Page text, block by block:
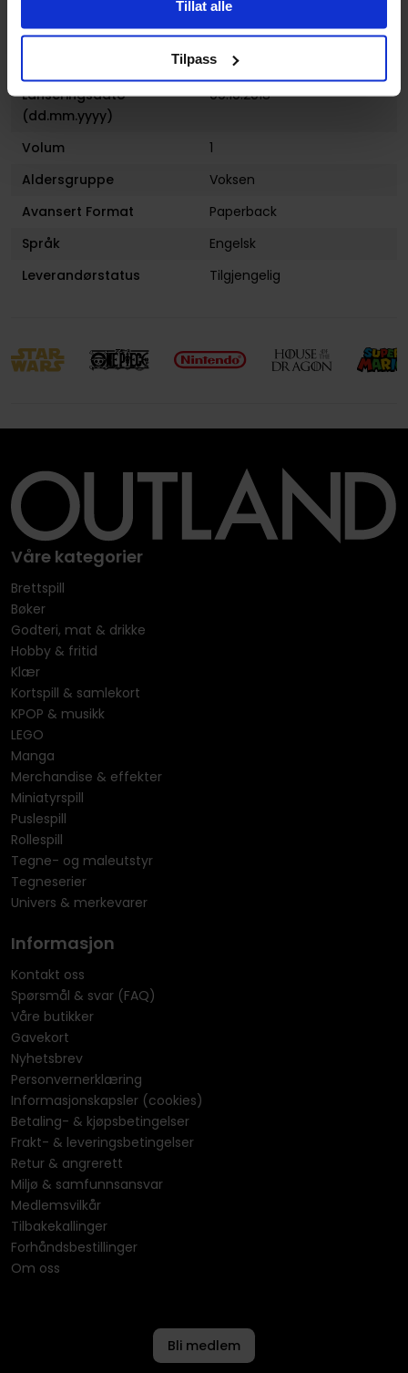
Tillat alle
Tilpass
Antall Sider
112
Titan Publishing Group
Lanseringsdato
(dd.mm.yyyy)
09.10.2018
Volum
1
Aldersgruppe
Voksen
Avansert Format
Paperback
Språk
Engelsk
Leverandørstatus
Tilgjengelig
Våre kategorier
Brettspill
Bøker
Godteri, mat & drikke
Hobby & fritid
Klær
Kortspill & samlekort
KPOP & musikk
LEGO
Manga
Merchandise & effekter
Miniatyrspill
Puslespill
Rollespill
Tegne- og maleutstyr
Tegneserier
Univers & merkevarer
Informasjon
Kontakt oss
Spørsmål & svar (FAQ)
Våre butikker
Gavekort
Nyhetsbrev
Personvernerklæring
Informasjonskapsler (cookies)
Betaling- & kjøpsbetingelser
Frakt- & leveringsbetingelser
Retur & angrerett
Miljø & samfunnsansvar
Medlemsvilkår
Tilbakekallinger
Forhåndsbestillinger
Om oss
Bli medlem